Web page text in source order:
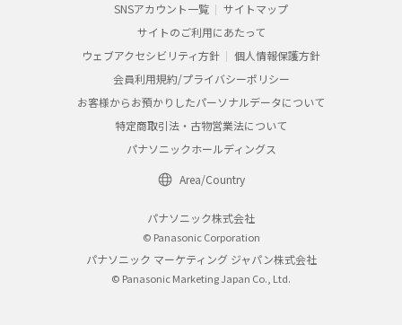
SNSアカウント一覧
サイトマップ
サイトのご利用にあたって
ウェブアクセシビリティ方針
個人情報保護方針
会員利用規約/プライバシーポリシー
お客様からお預かりしたパーソナルデータについて
特定商取引法・古物営業法について
パナソニックホールディングス
Area/Country
パナソニック株式会社
© Panasonic Corporation
パナソニック マーケティング ジャパン株式会社
© Panasonic Marketing Japan Co., Ltd.